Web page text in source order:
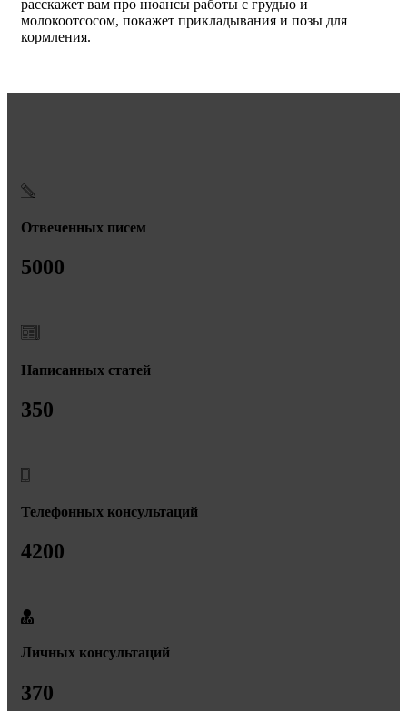
расскажет вам про нюансы работы с грудью и
молокоотсосом, покажет прикладывания и позы для
кормления.
Отвеченных писем
5000
Написанных статей
350
Телефонных консультаций
4200
Личных консультаций
370